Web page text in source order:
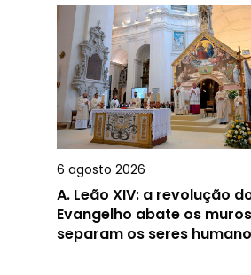
6 agosto 2026
A. Leão XIV: a revolução
Evangelho abate os
separam os seres